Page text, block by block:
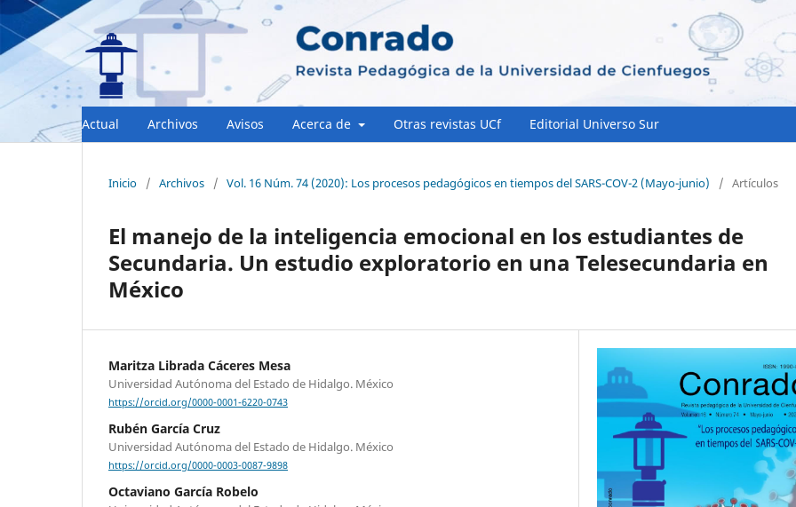
Actual Archivos Avisos Acerca de Otras revistas UCf Editorial Universo Sur
Inicio / Archivos / Vol. 16 Núm. 74 (2020): Los procesos pedagógicos en tiempos del SARS-COV-2 (Mayo-junio) / Artículos
El manejo de la inteligencia emocional en los estudiantes de
Secundaria. Un estudio exploratorio en una Telesecundaria en
México
Maritza Librada Cáceres Mesa
Universidad Autónoma del Estado de Hidalgo. México
https://orcid.org/0000-0001-6220-0743
Rubén García Cruz
Universidad Autónoma del Estado de Hidalgo. México
https://orcid.org/0000-0003-0087-9898
Octaviano García Robelo